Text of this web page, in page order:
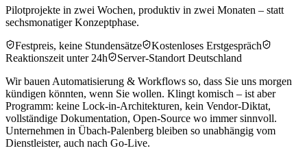
Pilotprojekte in zwei Wochen, produktiv in zwei Monaten – statt
sechsmonatiger Konzeptphase.
Festpreis, keine Stundensätze
Kostenloses Erstgespräch
Reaktionszeit unter 24h
Server-Standort Deutschland
Wir bauen Automatisierung & Workflows so, dass Sie uns morgen
kündigen könnten, wenn Sie wollen. Klingt komisch – ist aber
Programm: keine Lock-in-Architekturen, kein Vendor-Diktat,
vollständige Dokumentation, Open-Source wo immer sinnvoll.
Unternehmen in Übach-Palenberg bleiben so unabhängig vom
Dienstleister, auch nach Go-Live.